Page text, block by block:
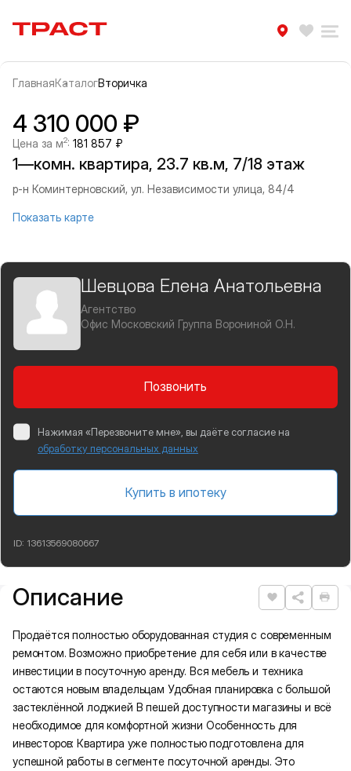
Траст | Служба недвижимости
ГлавнаяКаталогВторичка
Информация об объекте
Галерея
4 310 000 ₽
Цена за м2: 181 857 ₽
1—комн. квартира, 23.7 кв.м, 7/18 этаж
р-н Коминтерновский, ул. Независимости улица, 84/4
Показать карте
Шевцова Елена Анатольевна
Агентство
Офис Московский Группа Ворониной О.Н.
Позвонить
Нажимая «Перезвоните мне», вы даёте согласие на
обработку персональных данных
Купить в ипотеку
ID: 13613569080667
Подробная информация
Описание Нравится
Продаётся полностью оборудованная студия с современным
ремонтом. Возможно приобретение для себя или в качестве
инвестиции в посуточную аренду. Вся мебель и техника
остаются новым владельцам Удобная планировка с большой
застеклённой лоджией В пешей доступности магазины и всё
необходимое для комфортной жизни Особенность для
инвесторов: Квартира уже полностью подготовлена для
успешной работы в сегменте посуточной аренды. Это